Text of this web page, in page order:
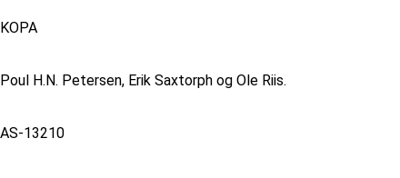
KOPA
Poul H.N. Petersen, Erik Saxtorph og Ole Riis.
AS-13210